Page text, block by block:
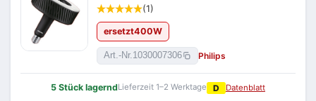
(1)
ersetzt400W
Art.-Nr.1030007306 Philips
5 Stück lagerndLieferzeit 1–2 Werktage D Datenblatt